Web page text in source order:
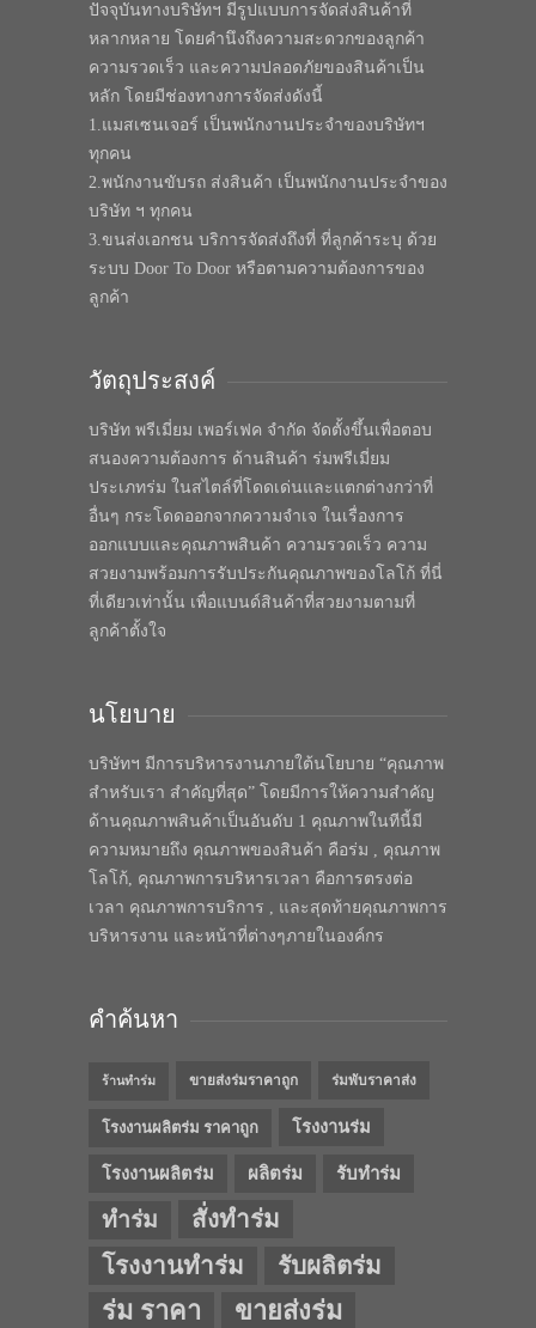
ปัจจุบันทางบริษัทฯ มีรูปแบบการจัดส่งสินค้าที่
หลากหลาย โดยคำนึงถึงความสะดวกของลูกค้า
ความรวดเร็ว และความปลอดภัยของสินค้าเป็น
หลัก โดยมีช่องทางการจัดส่งดังนี้
1.แมสเซนเจอร์ เป็นพนักงานประจำของบริษัทฯ
ทุกคน
2.พนักงานขับรถ ส่งสินค้า เป็นพนักงานประจำของ
บริษัท ฯ ทุกคน
3.ขนส่งเอกชน บริการจัดส่งถึงที่ ที่ลูกค้าระบุ ด้วย
ระบบ Door To Door หรือตามความต้องการของ
ลูกค้า
วัตถุประสงค์
บริษัท พรีเมี่ยม เพอร์เฟค จำกัด จัดตั้งขึ้นเพื่อตอบ
สนองความต้องการ ด้านสินค้า ร่มพรีเมี่ยม
ประเภทร่ม ในสไตล์ที่โดดเด่นและแตกต่างกว่าที่
อื่นๆ กระโดดออกจากความจำเจ ในเรื่องการ
ออกแบบและคุณภาพสินค้า ความรวดเร็ว ความ
สวยงามพร้อมการรับประกันคุณภาพของโลโก้ ที่นี่
ที่เดียวเท่านั้น เพื่อแบนด์สินค้าที่สวยงามตามที่
ลูกค้าตั้งใจ
นโยบาย
บริษัทฯ มีการบริหารงานภายใต้นโยบาย “คุณภาพ
สำหรับเรา สำคัญที่สุด” โดยมีการให้ความสำคัญ
ด้านคุณภาพสินค้าเป็นอันดับ 1 คุณภาพในทีนี้มี
ความหมายถึง คุณภาพของสินค้า คือร่ม , คุณภาพ
โลโก้, คุณภาพการบริหารเวลา คือการตรงต่อ
เวลา คุณภาพการบริการ , และสุดท้ายคุณภาพการ
บริหารงาน และหน้าที่ต่างๆภายในองค์กร
คำค้นหา
ร้านทำร่ม ขายส่งร่มราคาถูก ร่มพับราคาส่ง
โรงงานผลิตร่ม ราคาถูก โรงงานร่ม
โรงงานผลิตร่ม ผลิตร่ม รับทำร่ม
ทำร่ม
สั่งทำร่ม
โรงงานทำร่ม
รับผลิตร่ม
ร่ม ราคา ขายส่งร่ม